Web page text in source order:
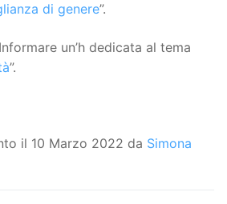
di genere”.
un’h dedicata al tema
”.
il 10 Marzo 2022 da Simona